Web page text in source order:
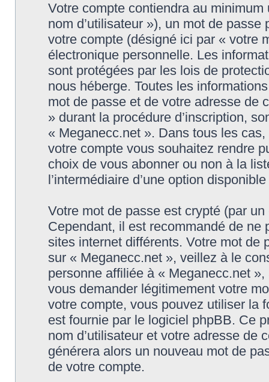
Votre compte contiendra au
nom d’utilisateur »), un mot de
votre compte (désigné ici par « votre
électronique personnelle. Les
sont protégées par les lois de
nous héberge. Toutes les
mot de passe et de votre adresse de
» durant la procédure d’inscription,
« Meganecc.net ». Dans tous les
votre compte vous souhaitez rendre
choix de vous abonner ou non à la
l’intermédiaire d’une option
Votre mot de passe est crypté (par
Cependant, il est recommandé de
sites internet différents. Votre mot de
sur « Meganecc.net », veillez à le
personne affiliée à « Meganecc.net
vous demander légitimement votre
votre compte, vous pouvez utiliser la
est fournie par le logiciel phpBB. Ce
nom d’utilisateur et votre adresse de
générera alors un nouveau mot de
de votre compte.